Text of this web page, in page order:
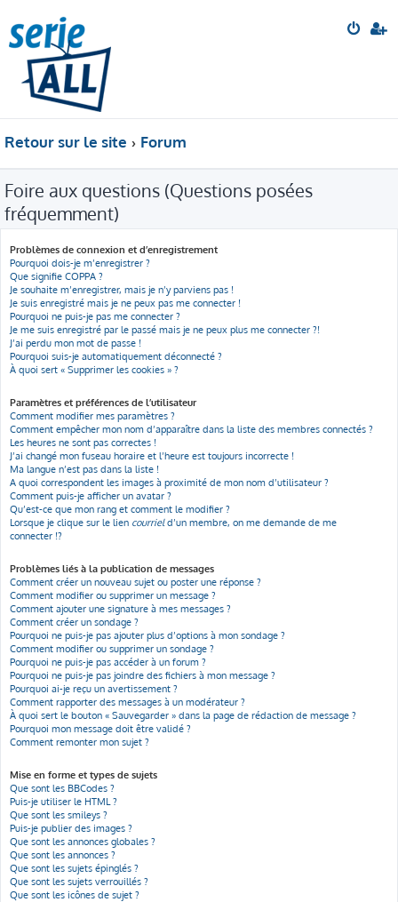
Retour sur le site Forum
Foire aux questions (Questions posées
fréquemment)
Problèmes de connexion et d’enregistrement
Pourquoi dois-je m’enregistrer ?
Que signifie COPPA ?
Je souhaite m’enregistrer, mais je n’y parviens pas !
Je suis enregistré mais je ne peux pas me connecter !
Pourquoi ne puis-je pas me connecter ?
Je me suis enregistré par le passé mais je ne peux plus me connecter ?!
J’ai perdu mon mot de passe !
Pourquoi suis-je automatiquement déconnecté ?
À quoi sert « Supprimer les cookies » ?
Paramètres et préférences de l’utilisateur
Comment modifier mes paramètres ?
Comment empêcher mon nom d’apparaître dans la liste des membres connectés ?
Les heures ne sont pas correctes !
J’ai changé mon fuseau horaire et l’heure est toujours incorrecte !
Ma langue n’est pas dans la liste !
A quoi correspondent les images à proximité de mon nom d’utilisateur ?
Comment puis-je afficher un avatar ?
Qu’est-ce que mon rang et comment le modifier ?
Lorsque je clique sur le lien courrield’un membre, on me demande de me
connecter !?
Problèmes liés à la publication de messages
Comment créer un nouveau sujet ou poster une réponse ?
Comment modifier ou supprimer un message ?
Comment ajouter une signature à mes messages ?
Comment créer un sondage ?
Pourquoi ne puis-je pas ajouter plus d’options à mon sondage ?
Comment modifier ou supprimer un sondage ?
Pourquoi ne puis-je pas accéder à un forum ?
Pourquoi ne puis-je pas joindre des fichiers à mon message ?
Pourquoi ai-je reçu un avertissement ?
Comment rapporter des messages à un modérateur ?
À quoi sert le bouton « Sauvegarder » dans la page de rédaction de message ?
Pourquoi mon message doit être validé ?
Comment remonter mon sujet ?
Mise en forme et types de sujets
Que sont les BBCodes ?
Puis-je utiliser le HTML ?
Que sont les smileys ?
Puis-je publier des images ?
Que sont les annonces globales ?
Que sont les annonces ?
Que sont les sujets épinglés ?
Que sont les sujets verrouillés ?
Que sont les icônes de sujet ?